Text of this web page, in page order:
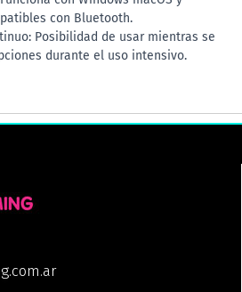
con Bluetooth.
Posibilidad de usar mientras se
durante el uso intensivo.